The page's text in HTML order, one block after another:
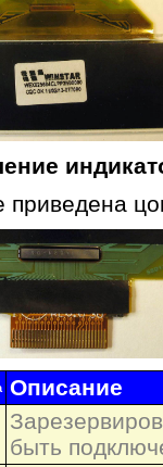
приведена
Описание
быть